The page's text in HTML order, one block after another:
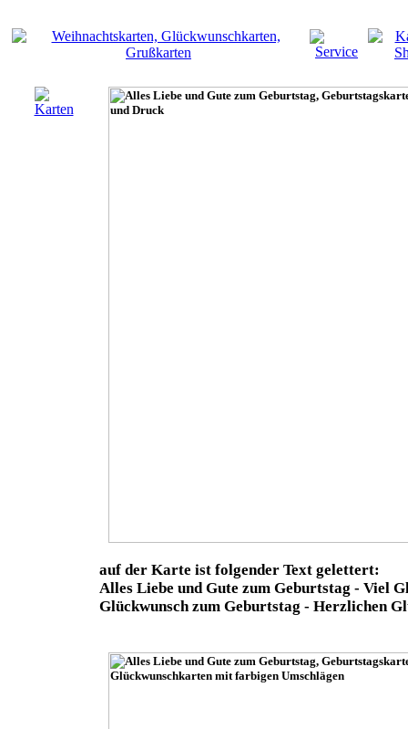
auf der Karte ist folgender Text gelettert:
Alles Liebe und Gute zum Geburtstag - Viel
Glückwunsch zum Geburtstag - Herzlichen